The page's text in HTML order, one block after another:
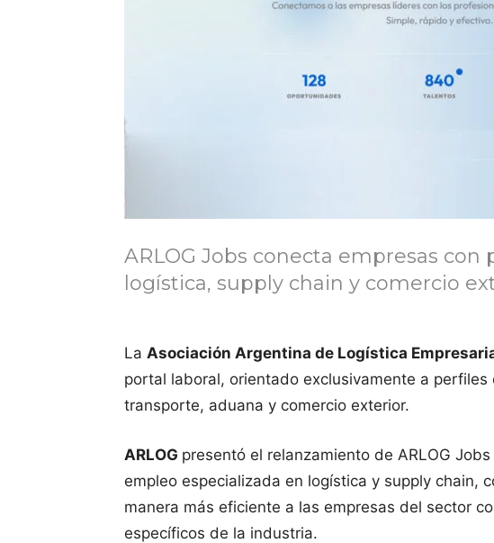
ARLOG Jobs conecta empresas con
logística, supply chain y comercio
La Asociación Argentina de Logística
portal laboral, orientado exclusivamente a perfiles
transporte, aduana y comercio exterior.
ARLOG presentó el relanzamiento de ARLOG
empleo especializada en logística y supply chain,
manera más eficiente a las empresas del sector
específicos de la industria.